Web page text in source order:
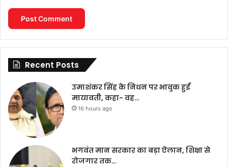
Recent Posts
उमाशंकर सिंह के निधन पर भावुक हुईं
मायावती, कहा- वह…
16 hours ago
भगवंत मान सरकार का बड़ा ऐलान, शिक्षा से
रोजगार तक…